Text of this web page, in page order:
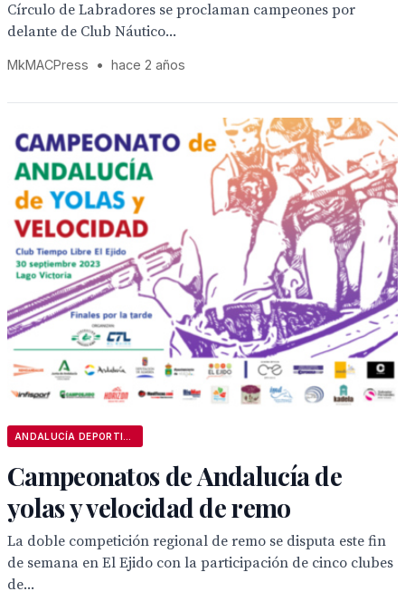
Círculo de Labradores se proclaman campeones por
delante de Club Náutico...
MkMACPress • hace 2 años
Campeonatos de Andalucía de
yolas y velocidad de remo
La doble competición regional de remo se disputa este fin
de semana en El Ejido con la participación de cinco clubes
de...